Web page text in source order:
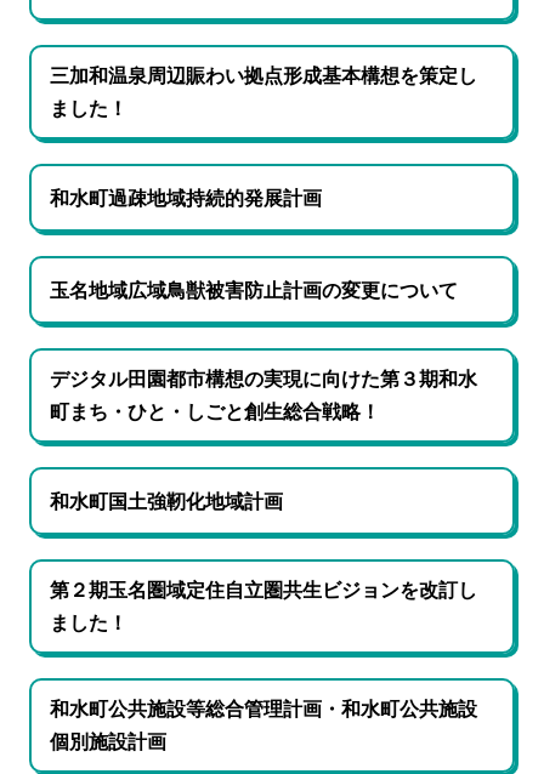
三加和温泉周辺賑わい拠点形成基本構想を策定し
ました！
和水町過疎地域持続的発展計画
玉名地域広域鳥獣被害防止計画の変更について
デジタル田園都市構想の実現に向けた第３期和水
町まち・ひと・しごと創生総合戦略！
和水町国土強靭化地域計画
第２期玉名圏域定住自立圏共生ビジョンを改訂し
ました！
和水町公共施設等総合管理計画・和水町公共施設
個別施設計画